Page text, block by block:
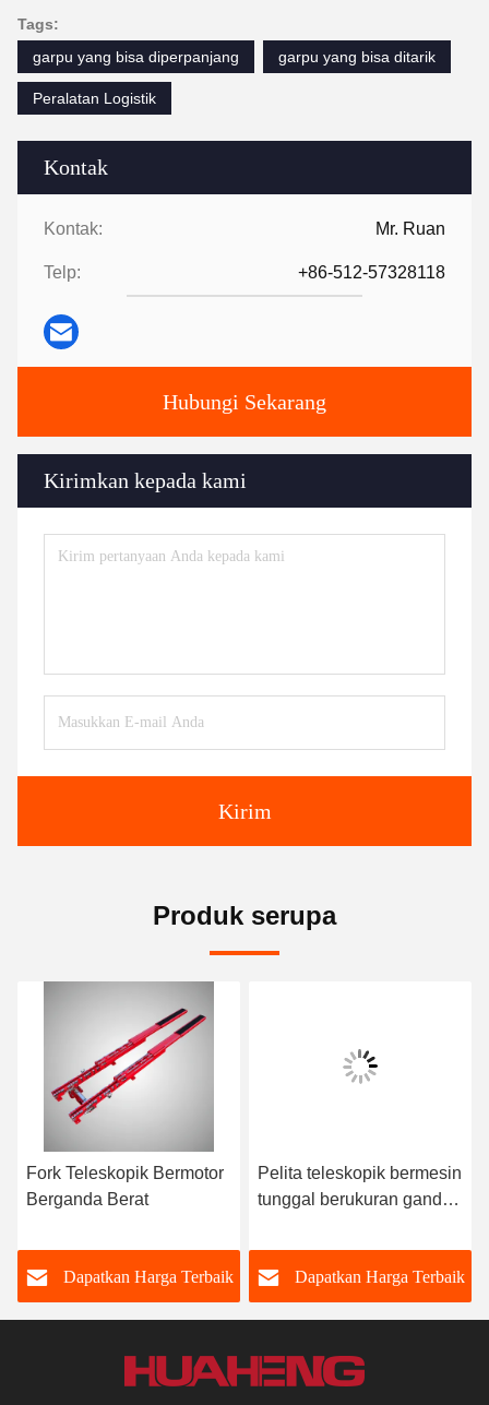
Kontak
Kontak: Mr. Ruan
Telp: +86-512-57328118
Hubungi Sekarang
Kirimkan kepada kami
Kirim
Tags:
garpu yang bisa diperpanjang
garpu yang bisa ditarik
Peralatan Logistik
Produk serupa
Fork Teleskopik Bermotor
Berganda Berat
Dapatkan Harga Terbaik
Pelita teleskopik bermesin
tunggal berukuran ganda
Dapatkan Harga Terbaik